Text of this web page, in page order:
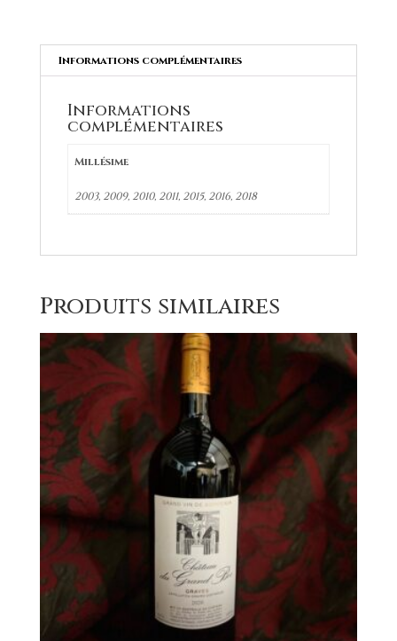
Mag
1,5L
Informations complémentaires
Informations
complémentaires
Millésime
2003, 2009, 2010, 2011, 2015, 2016, 2018
Produits similaires